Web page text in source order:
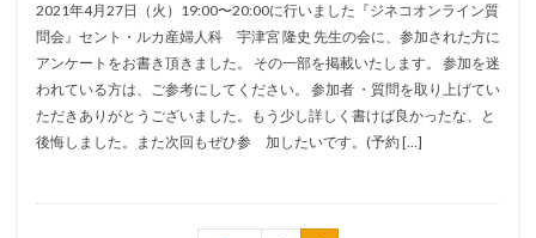
2021年4月27日（火）19:00〜20:00に行いました『ジネコオンライン質
問会』セント・ルカ産婦人科 宇津宮 隆史 先生の会に、参加された方に
アンケートをお書き頂きました。 その一部を掲載いたします。 参加を迷
われている方は、ご参考にしてください。 参加者 ・質問を取り上げてい
ただきありがとうございました。もう少し詳しく書けば良かったな、と
後悔しました。また次回もぜひ参 加したいです。(予約 […]